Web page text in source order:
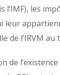
l’IMF), les
leur
de l’IRVM au
de